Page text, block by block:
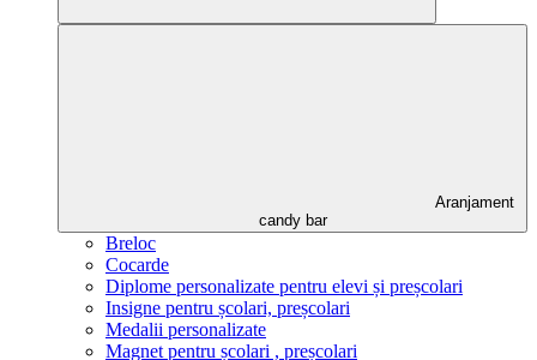
Aranjament
candy bar
Breloc
Cocarde
Diplome personalizate pentru elevi și preșcolari
Insigne pentru școlari, preșcolari
Medalii personalizate
Magnet pentru școlari , preșcolari